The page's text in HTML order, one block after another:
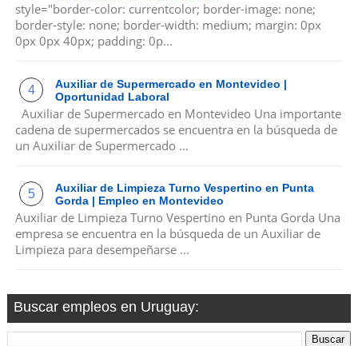
style="border-color: currentcolor; border-image: none;
border-style: none; border-width: medium; margin: 0px
0px 0px 40px; padding: 0p...
Auxiliar de Supermercado en Montevideo |
Oportunidad Laboral
Auxiliar de Supermercado en Montevideo Una importante
cadena de supermercados se encuentra en la búsqueda de
un Auxiliar de Supermercado ...
Auxiliar de Limpieza Turno Vespertino en Punta
Gorda | Empleo en Montevideo
Auxiliar de Limpieza Turno Vespertino en Punta Gorda Una
empresa se encuentra en la búsqueda de un Auxiliar de
Limpieza para desempeñarse ...
Buscar empleos en Uruguay: